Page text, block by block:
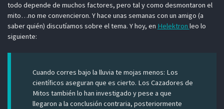
todo depende de muchos factores, pero tal y como desmontaron el
mito…no me convencieron. Y hace unas semanas con un amigo (a
saber quién) discutíamos sobre el tema. Y hoy, en Helektron leo lo
siguiente:
Cuando corres bajo la lluvia te mojas menos: Los
científicos aseguran que es cierto. Los Cazadores de
Mitos también lo han investigado y pese a que
llegaron a la conclusión contraria, posteriormente